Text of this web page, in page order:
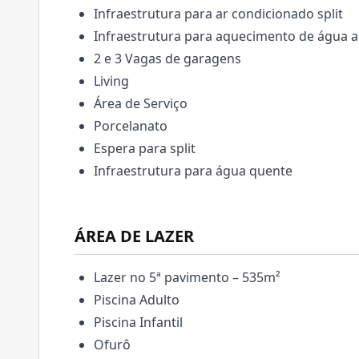
Infraestrutura para ar condicionado split
Infraestrutura para aquecimento de água
2 e 3 Vagas de garagens
Living
Área de Serviço
Porcelanato
Espera para split
Infraestrutura para água quente
ÁREA DE LAZER
Lazer no 5ª pavimento – 535m²
Piscina Adulto
Piscina Infantil
Ofurô